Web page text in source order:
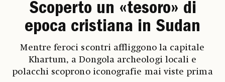
Scoperto un «tesoro» di
epoca cristiana in Sudan
Mentre feroci scontri affliggono la capitale
Khartum, a Dongola archeologi locali e
polacchi scoprono iconografie mai viste prima